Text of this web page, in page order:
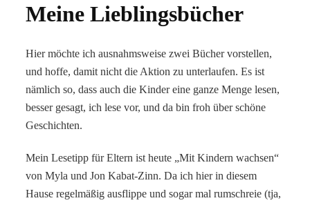
Meine Lieblingsbücher
Hier möchte ich ausnahmsweise zwei Bücher vorstellen,
und hoffe, damit nicht die Aktion zu unterlaufen. Es ist
nämlich so, dass auch die Kinder eine ganze Menge lesen,
besser gesagt, ich lese vor, und da bin froh über schöne
Geschichten.
Mein Lesetipp für Eltern ist heute „Mit Kindern wachsen“
von Myla und Jon Kabat-Zinn. Da ich hier in diesem
Hause regelmäßig ausflippe und sogar mal rumschreie (tja,